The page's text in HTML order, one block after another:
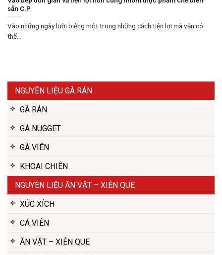
NGUYÊN LIỆU GÀ RÁN
GÀ RÁN
GÀ NUGGET
GÀ VIÊN
KHOAI CHIÊN
NGUYÊN LIỆU ĂN VẶT – XIÊN QUE
XÚC XÍCH
CÁ VIÊN
ĂN VẶT – XIÊN QUE
sẵn C.P
Vào những ngày lười biếng một trong những cách tiện lợi mà vẫn có
thể...